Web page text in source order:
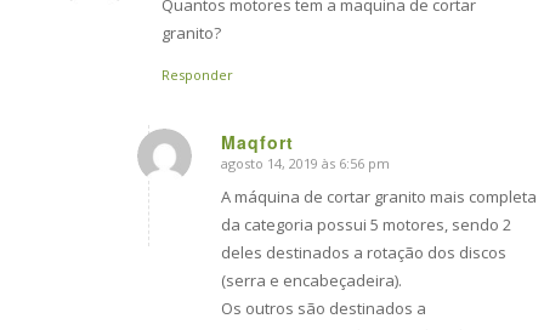
granito?
Responder
Maqfort
says:
agosto 14, 2019 às 6:56 pm
A máquina de cortar granito mais completa
da categoria possui 5 motores, sendo 2
deles destinados a rotação dos discos
(serra e encabeçadeira).
Os outros são destinados a